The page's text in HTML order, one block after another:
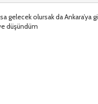
gelecek olursak da Ankara’ya
düşündüm